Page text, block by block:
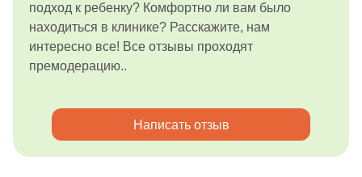
подход к ребенку? Комфортно ли вам было
находиться в клинике? Расскажите, нам
интересно все! Все отзывы проходят
премодерацию..
Написать отзыв